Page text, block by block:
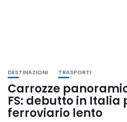
DESTINAZIONI TRASPORTI
Carrozze
FS: debutto in Italia
ferroviario lento